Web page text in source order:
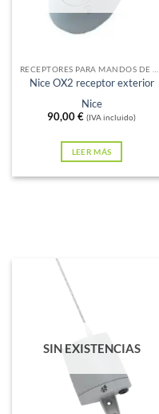
se
pueden
en
la
página
producto
RECEPTORES PARA MANDOS DE GARAJE
Nice OX2 receptor exterior
Nice
90,00€ (IVA incluido)
LEER MÁS
SIN EXISTENCIAS